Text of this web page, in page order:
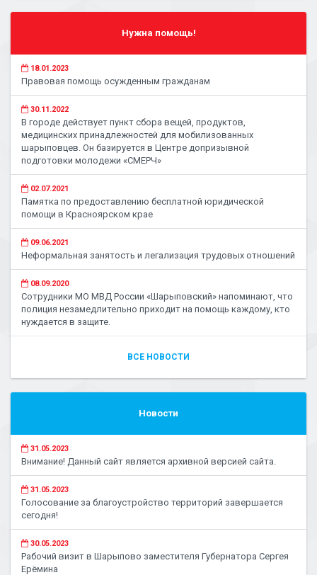
Нужна помощь!
18.01.2023
Правовая помощь осужденным гражданам
30.11.2022
В городе действует пункт сбора вещей, продуктов,
медицинских принадлежностей для мобилизованных
шарыповцев. Он базируется в Центре допризывной
подготовки молодежи «СМЕРЧ»
02.07.2021
Памятка по предоставлению бесплатной юридической
помощи в Красноярском крае
09.06.2021
Неформальная занятость и легализация трудовых отношений
08.09.2020
Сотрудники МО МВД России «Шарыповский» напоминают, что
полиция незамедлительно приходит на помощь каждому, кто
нуждается в защите.
ВСЕ НОВОСТИ
Новости
31.05.2023
Внимание! Данный сайт является архивной версией сайта.
31.05.2023
Голосование за благоустройство территорий завершается
сегодня!
30.05.2023
Рабочий визит в Шарыпово заместителя Губернатора Сергея
Ерёмина